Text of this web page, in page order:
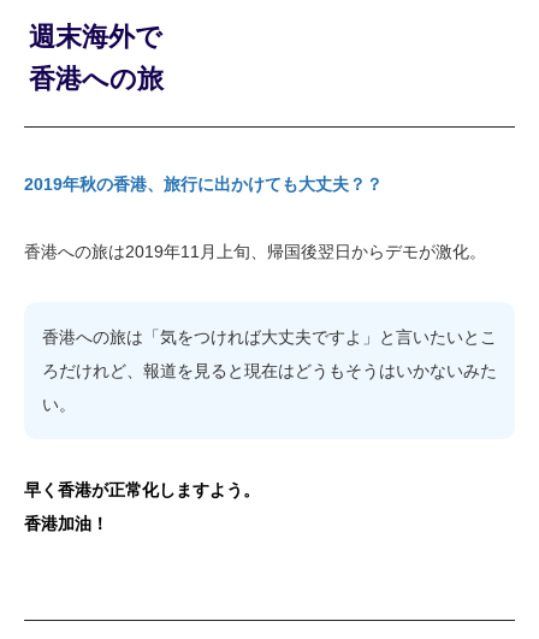
週末海外で
香港への旅
2019年秋の香港、旅行に出かけても大丈夫？？
香港への旅は2019年11月上旬、帰国後翌日からデモが激化。
香港への旅は「気をつければ大丈夫ですよ」と言いたいとこ
ろだけれど、報道を見ると現在はどうもそうはいかないみた
い。
早く香港が正常化しますよう。
香港加油！